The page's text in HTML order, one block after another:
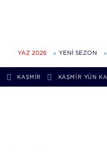
YAZ 2026 YENİ SEZON
KAŞMIR KAŞMIR YÜN